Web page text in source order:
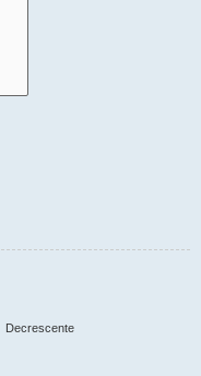
Decrescente